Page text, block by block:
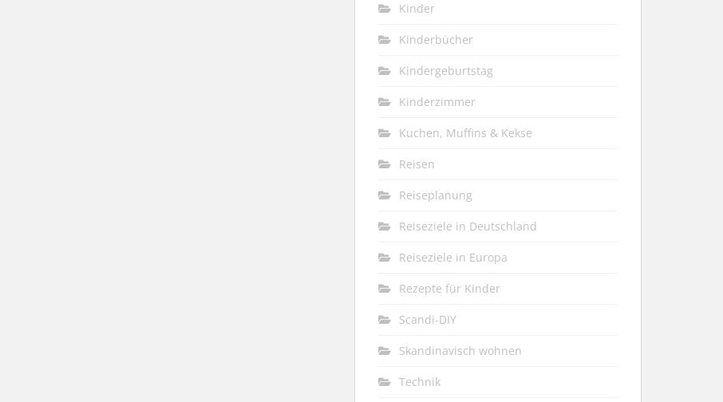
Kinder
Kinderbücher
Kindergeburtstag
Kinderzimmer
Kuchen, Muffins & Kekse
Reisen
Reiseplanung
Reiseziele in Deutschland
Reiseziele in Europa
Rezepte für Kinder
Scandi-DIY
Skandinavisch wohnen
Technik